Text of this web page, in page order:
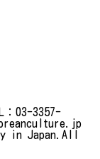
：03-3357-
in Japan.All